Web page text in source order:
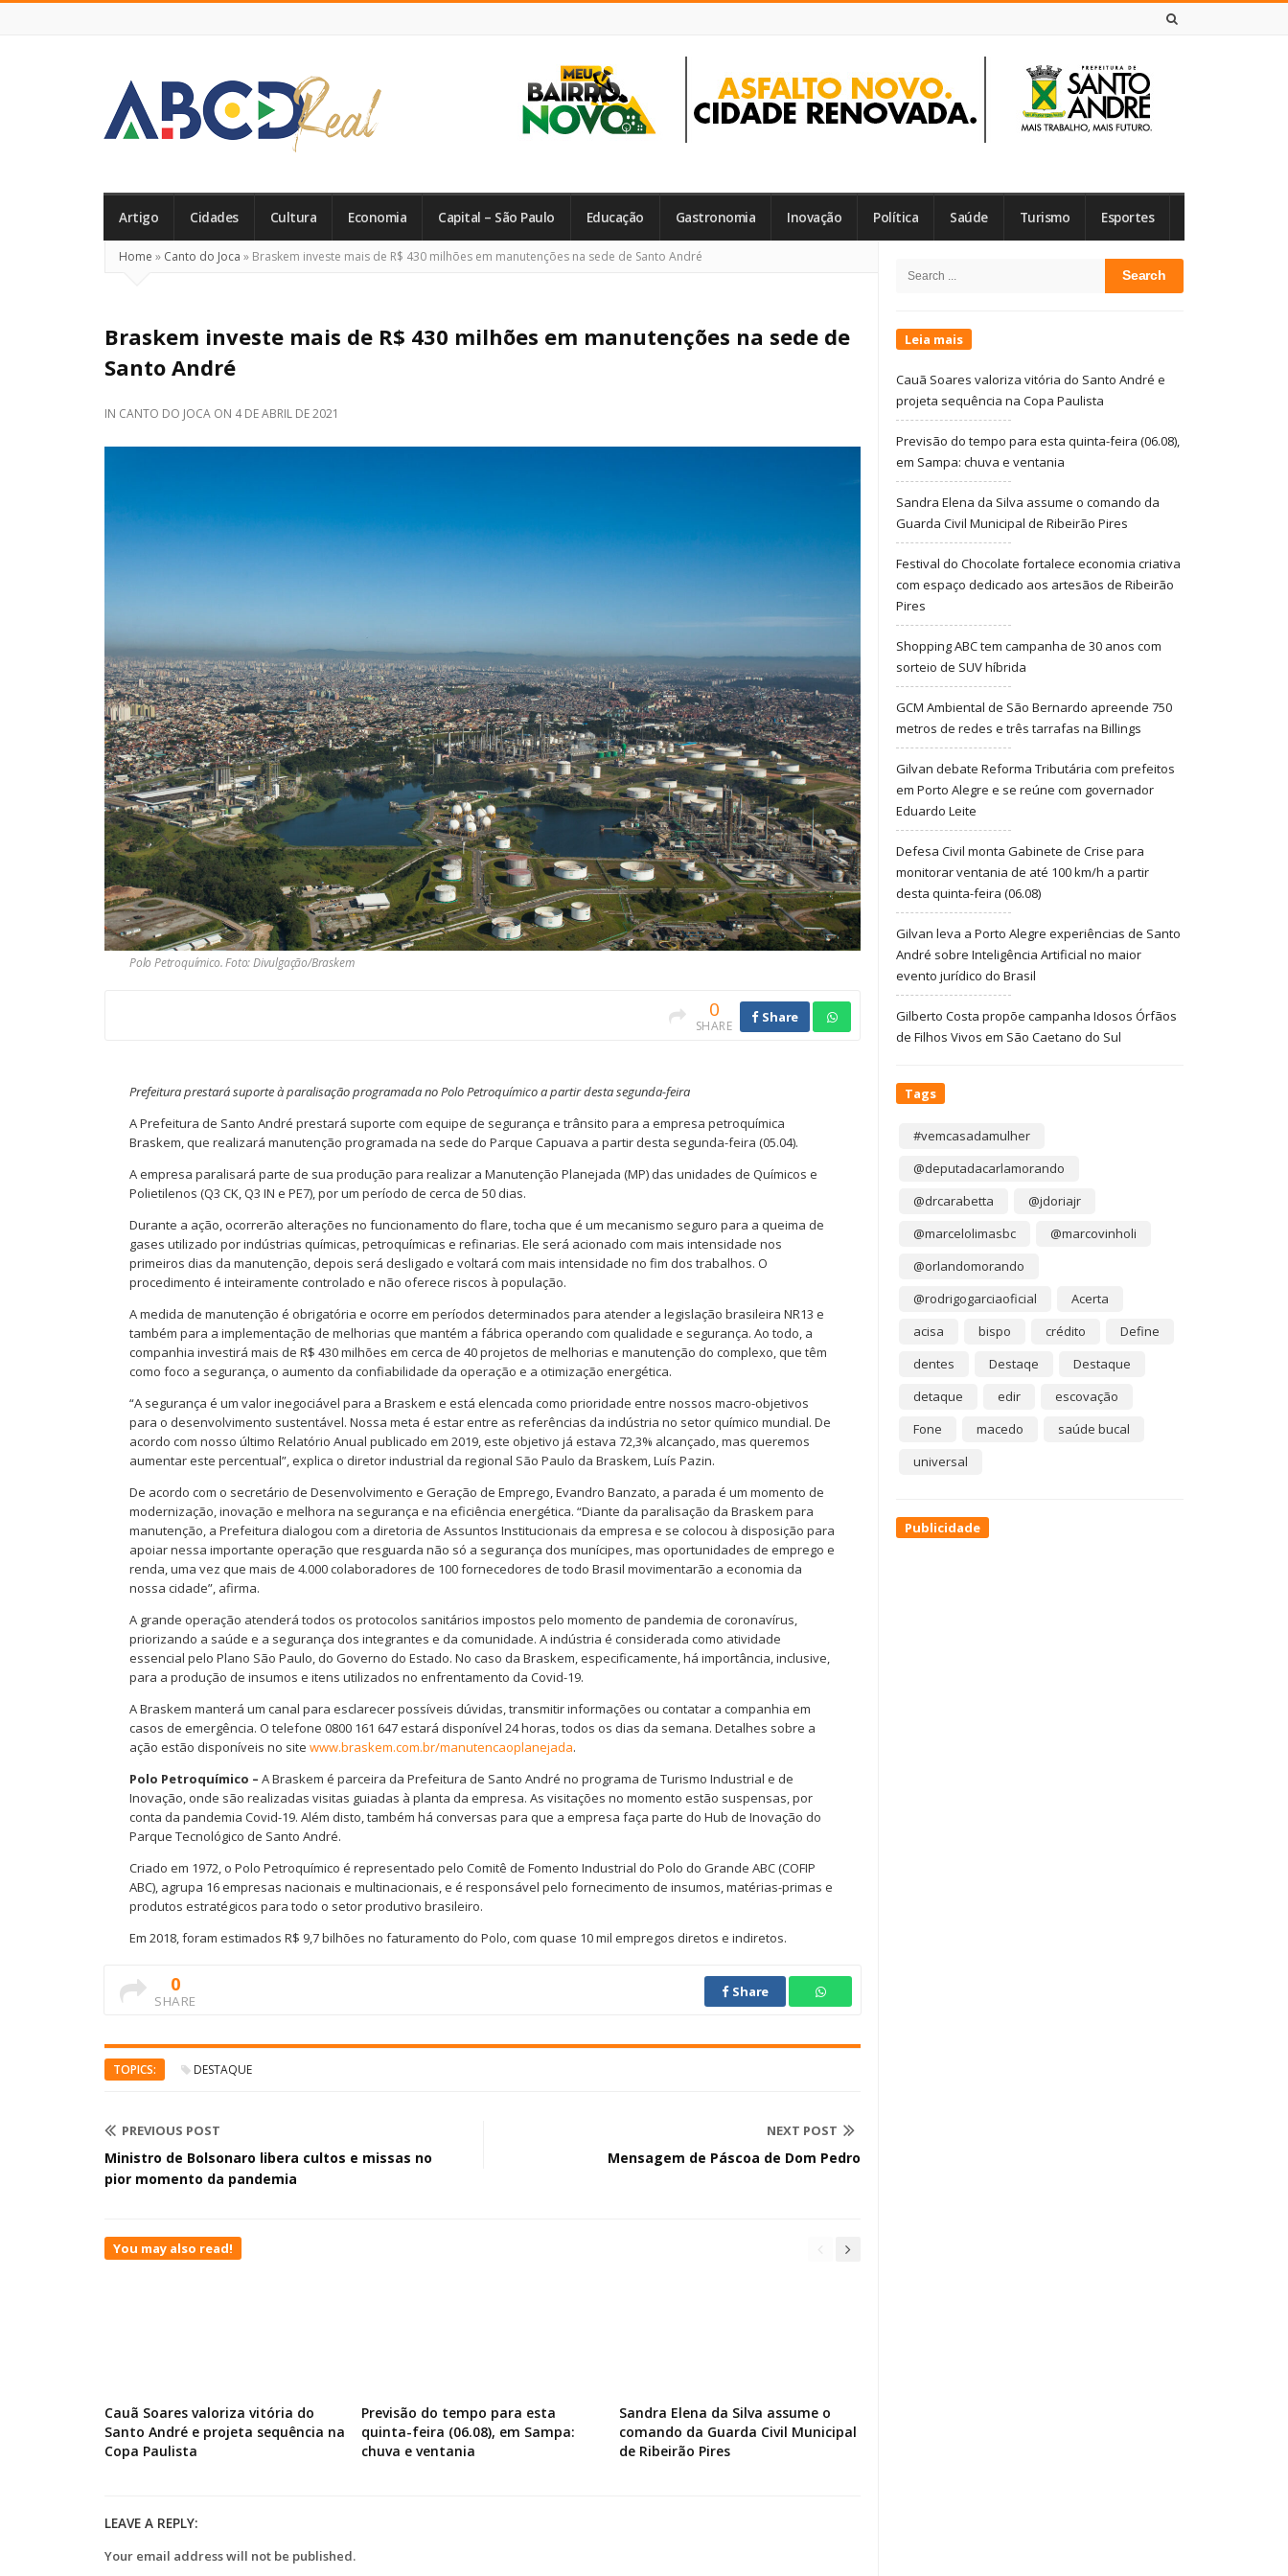
Real
Artigo Cidades Cultura Economia Capital – São Paulo Educação Gastronomia Inovação Política Saúde Turismo Esportes
Home » Canto do Joca » Braskem investe mais de R$ 430 milhões em manutenções na sede de Santo André
Braskem investe mais de R$ 430 milhões em manutenções na sede de
Santo André
IN CANTO DO JOCA ON 4 DE ABRIL DE 2021
Polo Petroquímico. Foto: Divulgação/Braskem
0
SHARE
Share
Prefeitura prestará suporte à paralisação programada no Polo Petroquímico a partir desta segunda-feira
A Prefeitura de Santo André prestará suporte com equipe de segurança e trânsito para a empresa petroquímica
Braskem, que realizará manutenção programada na sede do Parque Capuava a partir desta segunda-feira (05.04).
A empresa paralisará parte de sua produção para realizar a Manutenção Planejada (MP) das unidades de Químicos e
Polietilenos (Q3 CK, Q3 IN e PE7), por um período de cerca de 50 dias.
Durante a ação, ocorrerão alterações no funcionamento do flare, tocha que é um mecanismo seguro para a queima de
gases utilizado por indústrias químicas, petroquímicas e refinarias. Ele será acionado com mais intensidade nos
primeiros dias da manutenção, depois será desligado e voltará com mais intensidade no fim dos trabalhos. O
procedimento é inteiramente controlado e não oferece riscos à população.
A medida de manutenção é obrigatória e ocorre em períodos determinados para atender a legislação brasileira NR13 e
também para a implementação de melhorias que mantém a fábrica operando com qualidade e segurança. Ao todo, a
companhia investirá mais de R$ 430 milhões em cerca de 40 projetos de melhorias e manutenção do complexo, que têm
como foco a segurança, o aumento da confiabilidade da operação e a otimização energética.
“A segurança é um valor inegociável para a Braskem e está elencada como prioridade entre nossos macro-objetivos
para o desenvolvimento sustentável. Nossa meta é estar entre as referências da indústria no setor químico mundial. De
acordo com nosso último Relatório Anual publicado em 2019, este objetivo já estava 72,3% alcançado, mas queremos
aumentar este percentual”, explica o diretor industrial da regional São Paulo da Braskem, Luís Pazin.
De acordo com o secretário de Desenvolvimento e Geração de Emprego, Evandro Banzato, a parada é um momento de
modernização, inovação e melhora na segurança e na eficiência energética. “Diante da paralisação da Braskem para
manutenção, a Prefeitura dialogou com a diretoria de Assuntos Institucionais da empresa e se colocou à disposição para
apoiar nessa importante operação que resguarda não só a segurança dos munícipes, mas oportunidades de emprego e
renda, uma vez que mais de 4.000 colaboradores de 100 fornecedores de todo Brasil movimentarão a economia da
nossa cidade”, afirma.
A grande operação atenderá todos os protocolos sanitários impostos pelo momento de pandemia de coronavírus,
priorizando a saúde e a segurança dos integrantes e da comunidade. A indústria é considerada como atividade
essencial pelo Plano São Paulo, do Governo do Estado. No caso da Braskem, especificamente, há importância, inclusive,
para a produção de insumos e itens utilizados no enfrentamento da Covid-19.
A Braskem manterá um canal para esclarecer possíveis dúvidas, transmitir informações ou contatar a companhia em
casos de emergência. O telefone 0800 161 647 estará disponível 24 horas, todos os dias da semana. Detalhes sobre a
ação estão disponíveis no site www.braskem.com.br/manutencaoplanejada.
Polo Petroquímico – A Braskem é parceira da Prefeitura de Santo André no programa de Turismo Industrial e de
Inovação, onde são realizadas visitas guiadas à planta da empresa. As visitações no momento estão suspensas, por
conta da pandemia Covid-19. Além disto, também há conversas para que a empresa faça parte do Hub de Inovação do
Parque Tecnológico de Santo André.
Criado em 1972, o Polo Petroquímico é representado pelo Comitê de Fomento Industrial do Polo do Grande ABC (COFIP
ABC), agrupa 16 empresas nacionais e multinacionais, e é responsável pelo fornecimento de insumos, matérias-primas e
produtos estratégicos para todo o setor produtivo brasileiro.
Em 2018, foram estimados R$ 9,7 bilhões no faturamento do Polo, com quase 10 mil empregos diretos e indiretos.
0
SHARE
Share
TOPICS: DESTAQUE
PREVIOUS POST
Ministro de Bolsonaro libera cultos e missas no
pior momento da pandemia
NEXT POST
Mensagem de Páscoa de Dom Pedro
You may also read!
Cauã Soares valoriza vitória do
Santo André e projeta sequência na
Copa Paulista
Previsão do tempo para esta
quinta-feira (06.08), em Sampa:
chuva e ventania
Sandra Elena da Silva assume o
comando da Guarda Civil Municipal
de Ribeirão Pires
LEAVE A REPLY:
Your email address will not be published.
Sidebar
Search
Leia mais
Cauã Soares valoriza vitória do Santo André e
projeta sequência na Copa Paulista
Previsão do tempo para esta quinta-feira (06.08),
em Sampa: chuva e ventania
Sandra Elena da Silva assume o comando da
Guarda Civil Municipal de Ribeirão Pires
Festival do Chocolate fortalece economia criativa
com espaço dedicado aos artesãos de Ribeirão
Pires
Shopping ABC tem campanha de 30 anos com
sorteio de SUV híbrida
GCM Ambiental de São Bernardo apreende 750
metros de redes e três tarrafas na Billings
Gilvan debate Reforma Tributária com prefeitos
em Porto Alegre e se reúne com governador
Eduardo Leite
Defesa Civil monta Gabinete de Crise para
monitorar ventania de até 100 km/h a partir
desta quinta-feira (06.08)
Gilvan leva a Porto Alegre experiências de Santo
André sobre Inteligência Artificial no maior
evento jurídico do Brasil
Gilberto Costa propõe campanha Idosos Órfãos
de Filhos Vivos em São Caetano do Sul
Tags
#vemcasadamulher
@deputadacarlamorando
@drcarabetta
@jdoriajr
@marcelolimasbc
@marcovinholi
@orlandomorando
@rodrigogarciaoficial
Acerta
acisa
bispo crédito
Define
dentes
Destaqe
Destaque
detaque
edir
escovação
Fone
macedo
saúde bucal
universal
Publicidade